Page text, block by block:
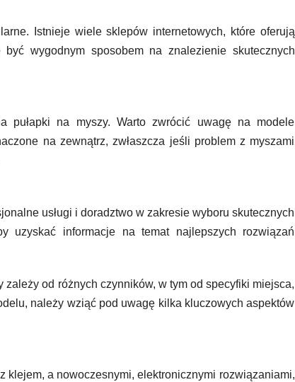
Istnieje wiele sklepów internetowych, które oferują
wygodnym sposobem na znalezienie skutecznych
pułapki na myszy. Warto zwrócić uwagę na modele
na zewnątrz, zwłaszcza jeśli problem z myszami
usługi i doradztwo w zakresie wyboru skutecznych
uzyskać informacje na temat najlepszych rozwiązań
od różnych czynników, w tym od specyfiki miejsca,
należy wziąć pod uwagę kilka kluczowych aspektów
klejem, a nowoczesnymi, elektronicznymi rozwiązaniami,